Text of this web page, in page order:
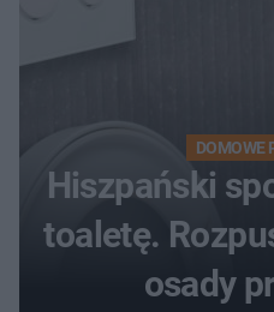
DOMOWE
Hiszpański
toaletę.
osady